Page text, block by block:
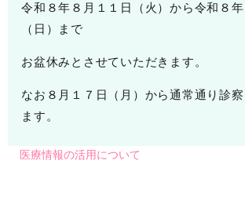
令和８年８月１１日（火）から令和８
（日）まで
お盆休みとさせていただきます。
なお８月１７日（月）から通常通り診
ます。
医療情報の活用について